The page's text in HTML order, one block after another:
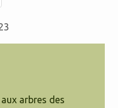
arbres des